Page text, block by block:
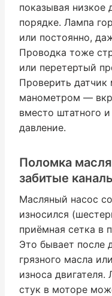
показывая низкое
порядке. Лампа
или постоянно,
Проводка тоже
или перетертый
Проверить
манометром —
вместо штатного
давление.
Поломка
забитые
Масляный насос
износился
приёмная сетка в
Это бывает после
грязного масла
износа двигателя.
стук в моторе